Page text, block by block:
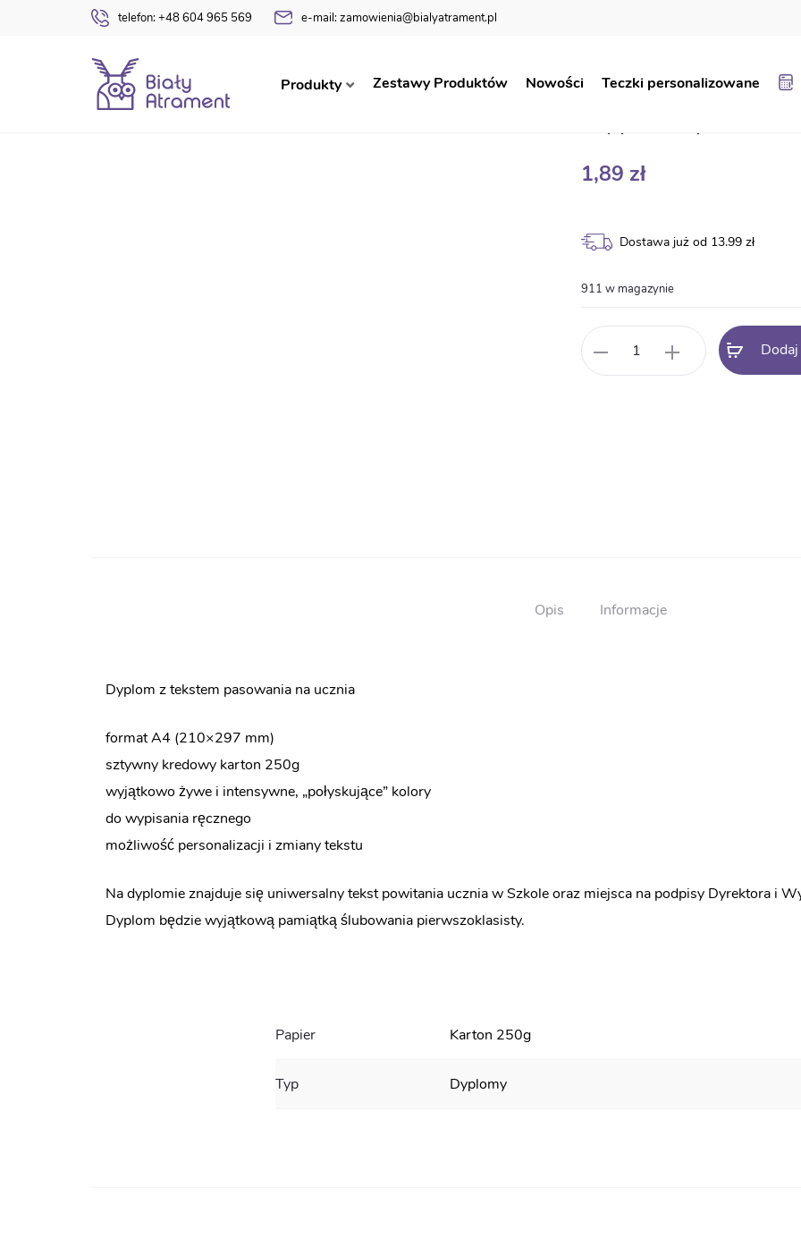
telefon: +48 604 965 569 e-mail: zamowienia@bialyatrament.pl
Produkty Zestawy Produktów Nowości Teczki personalizowane
Strona główna
1,89 zł
Dostawa już od 13.99 zł
911 w magazynie
pasowania
Opis Informacje
Dyplom z tekstem pasowania na ucznia
format A4 (210×297 mm)
sztywny kredowy karton 250g
wyjątkowo żywe i intensywne, „połyskujące” kolory
do wypisania ręcznego
możliwość personalizacji i zmiany tekstu
Na dyplomie znajduje się uniwersalny tekst powitania ucznia w Szkole oraz miejsca na podpisy Dyrektora i
Dyplom będzie wyjątkową pamiątką ślubowania pierwszoklasisty.
Papier Karton 250g
Typ Dyplomy